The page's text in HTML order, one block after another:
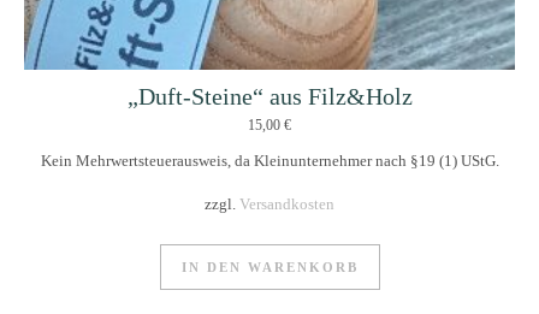
„Duft-Steine“ aus Filz&Holz
15,00 €
Kein Mehrwertsteuerausweis, da Kleinunternehmer nach §19 (1) UStG.
zzgl. Versandkosten
IN DEN WARENKORB